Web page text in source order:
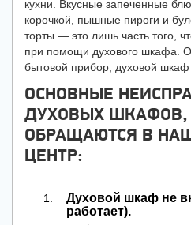
кухни. Вкусные запеченные
корочкой, пышные пироги и
торты — это лишь часть того,
при помощи духового шкафа.
бытовой прибор, духовой шкаф
ОСНОВНЫЕ
ДУХОВЫХ ШКАФОВ,
ОБРАЩАЮТСЯ В
ЦЕНТР:
Духовой шкаф не
работает).